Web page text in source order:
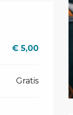
€ 5,00
Gratis